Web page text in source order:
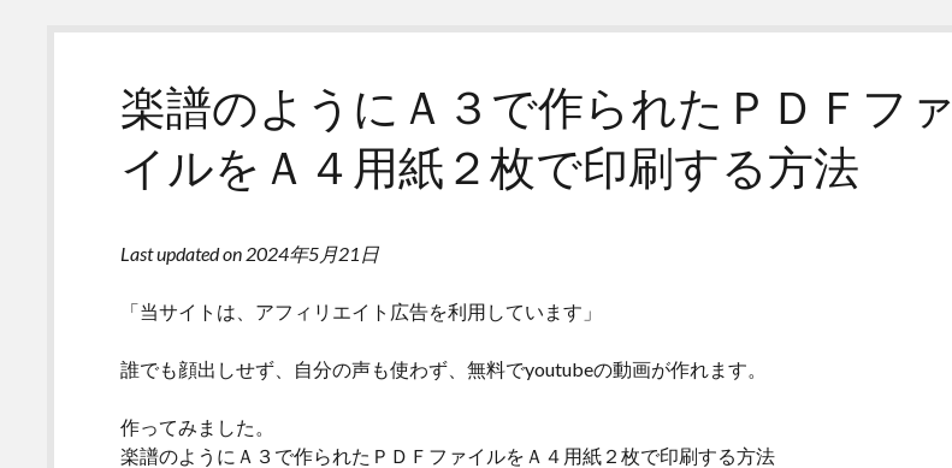
楽譜のようにＡ３で作られたＰＤＦファ
イルをＡ４用紙２枚で印刷する方法
Last updated on 2024年5月21日
「当サイトは、アフィリエイト広告を利用しています」
誰でも顔出しせず、自分の声も使わず、無料でyoutubeの動画が作れます。
作ってみました。
楽譜のようにＡ３で作られたＰＤＦファイルをＡ４用紙２枚で印刷する方法